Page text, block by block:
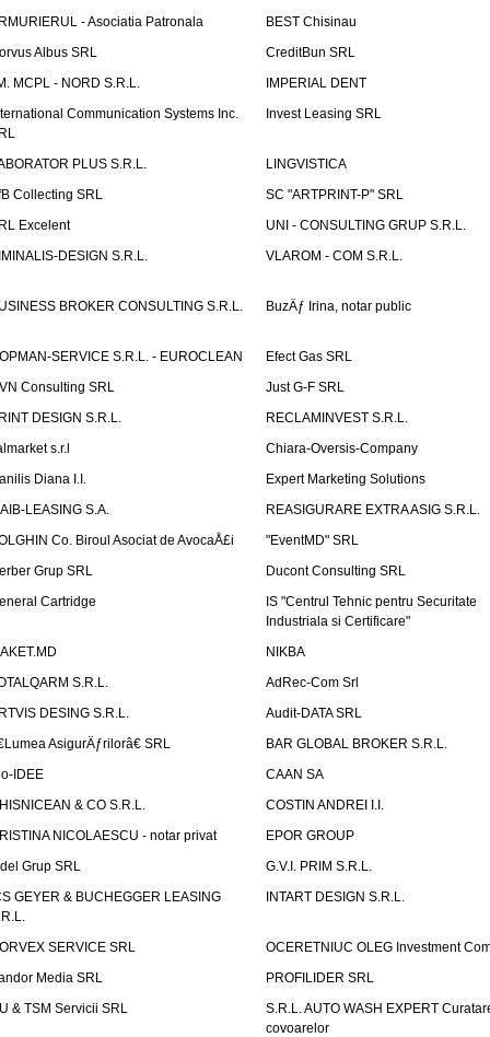
- Asociatia Patronala
BEST Chisinau
Albus SRL
CreditBun SRL
MCPL - NORD S.R.L.
IMPERIAL DENT
Communication Systems Inc.
Invest Leasing SRL
PLUS S.R.L.
LINGVISTICA
Collecting SRL
SC "ARTPRINT-P" SRL
Excelent
UNI - CONSULTING GRUP S.R.L.
DESIGN S.R.L.
VLAROM - COM S.R.L.
BROKER CONSULTING S.R.L. BuzÄƒ Irina, notar public
SERVICE S.R.L. - EUROCLEAN
Efect Gas SRL
Consulting SRL
Just G-F SRL
DESIGN S.R.L.
RECLAMINVEST S.R.L.
s.r.l
Chiara-Oversis-Company
Diana I.I.
Expert Marketing Solutions
LEASING S.A.
REASIGURARE EXTRA ASIG S.R.L.
Co. Biroul Asociat de AvocaÅ£i
"EventMD" SRL
Grup SRL
Ducont Consulting SRL
Cartridge
IS "Centrul Tehnic pentru Securitate
Industriala si Certificare"
NIKBA
S.R.L.
AdRec-Com Srl
DESING S.R.L.
Audit-DATA SRL
AsigurÄƒrilorâ€ SRL
BAR GLOBAL BROKER S.R.L.
IDEE
CAAN SA
& CO S.R.L.
COSTIN ANDREI I.I.
NICOLAESCU - notar privat
EPOR GROUP
Grup SRL
G.V.I. PRIM S.R.L.
GEYER & BUCHEGGER LEASING
INTART DESIGN S.R.L.
SERVICE SRL
OCERETNIUC OLEG Investment
Media SRL
PROFILIDER SRL
& TSM Servicii SRL
S.R.L. AUTO WASH EXPERT
covoarelor